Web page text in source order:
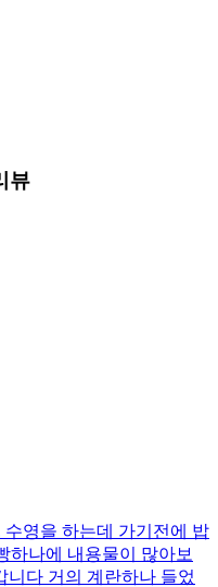
뷰
영을 하는데 가기전에 밥
하나에 내용물이 많아보
니다 거의 계란하나 들었